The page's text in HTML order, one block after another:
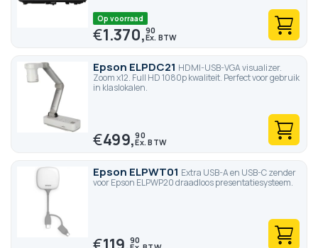
Op voorraad
€1.370,90
Epson ELPDC21 HDMI-USB-VGA visualizer.
Zoom x12. Full HD 1080p kwaliteit. Perfect voor gebruik
in klaslokalen.
€499,90
Epson ELPWT01 Extra USB-A en USB-C zender
voor Epson ELPWP20 draadloos presentatiesysteem.
90